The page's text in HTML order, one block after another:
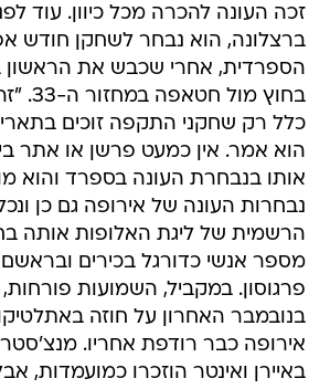
זכה העונה להכרה מכל כיוון. עוד
ברצלונה, הוא נבחר לשחקן חודש
בחוץ
כלל רק שחקני התקפה זוכים
הוא אמר. אין כמעט פרשן או אתר
אותו בנבחרת העונה בספרד והוא
נבחרות העונה של אירופה גם כן
הרשמית של ליגת האלופות אותה
מספר אנשי כדורגל בכירים
פרגוסון. במקביל, השמועות
אירופה כבר רודפת אחריו. מנצ'סטר
באיירן ואינטר הוזכרו כמועמדות,